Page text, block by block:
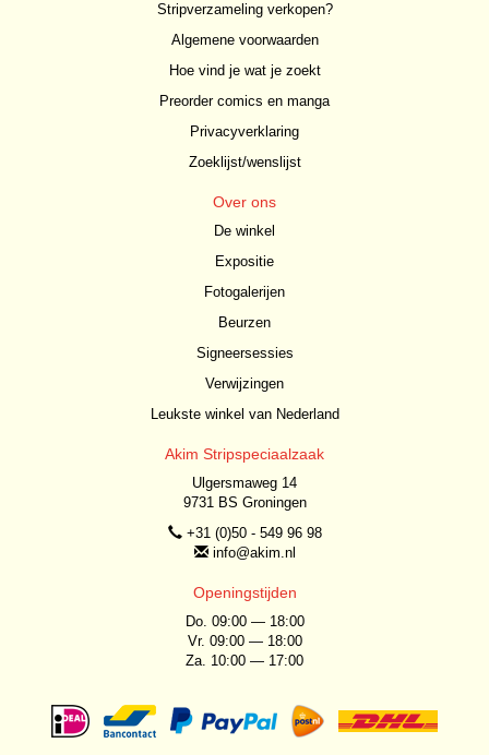
Stripverzameling verkopen?
Algemene voorwaarden
Hoe vind je wat je zoekt
Preorder comics en manga
Privacyverklaring
Zoeklijst/wenslijst
Over ons
De winkel
Expositie
Fotogalerijen
Beurzen
Signeersessies
Verwijzingen
Leukste winkel van Nederland
Akim Stripspeciaalzaak
Ulgersmaweg 14
9731 BS Groningen
+31 (0)50 - 549 96 98
info@akim.nl
Openingstijden
Do. 09:00 — 18:00
Vr. 09:00 — 18:00
Za. 10:00 — 17:00